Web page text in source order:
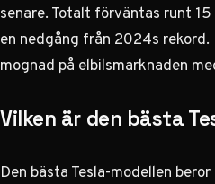
senare. Totalt förväntas runt
en nedgång från 2024s
mognad på elbilsmarknaden
Vilken är den bästa
Den bästa Tesla-modellen beror